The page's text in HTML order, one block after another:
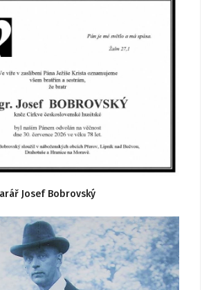
Josef Bobrovský